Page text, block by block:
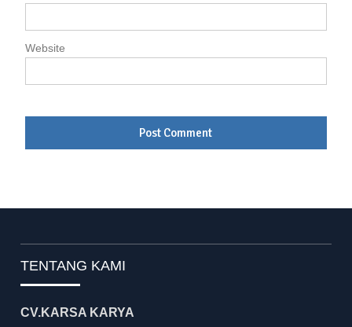
Website
TENTANG KAMI
CV.KARSA KARYA